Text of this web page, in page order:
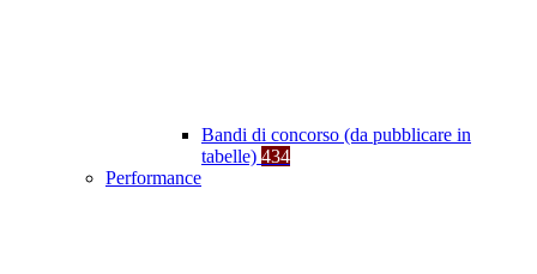
Bandi di concorso (da pubblicare in
tabelle) 434
Performance